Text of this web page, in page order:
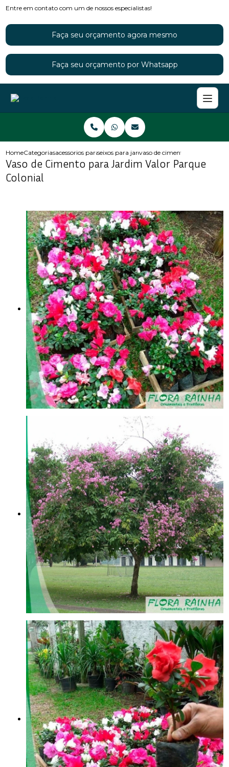
Entre em contato com um de nossos especialistas!
Faça seu orçamento agora mesmo
Faça seu orçamento por Whatsapp
HomeCategoriasacessorios para jardinsseixos para jardimvaso de cimento para jardim
Vaso de Cimento para Jardim Valor Parque
Colonial